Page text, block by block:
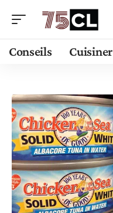
Conseils Cuisiner